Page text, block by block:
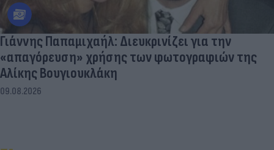
Γιάννης Παπαμιχαήλ: Διευκρινίζει για την
«απαγόρευση» χρήσης των φωτογραφιών της
Αλίκης Βουγιουκλάκη
09.08.2026